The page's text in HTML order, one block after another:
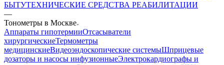
БЫТУТЕХНИЧЕСКИЕ СРЕДСТВА РЕАБИЛИТАЦИИ
—
Тонометры в Москве
Аппараты гипотермииОтсасыватели
хирургическиеТермометры
медицинскиеВидеоэндоскопические системыШприцевые
дозаторы и насосы инфузионныеЭлектрокардиографы и